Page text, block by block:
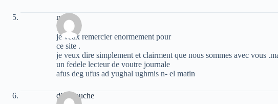
nacer
je veux remercier enormement pour
ce site .
je veux dire simplement et clairment que nous sommes avec vous
un fedele lecteur de voutre journale
afus deg ufus ad yughal ughmis n- el matin
djermouche